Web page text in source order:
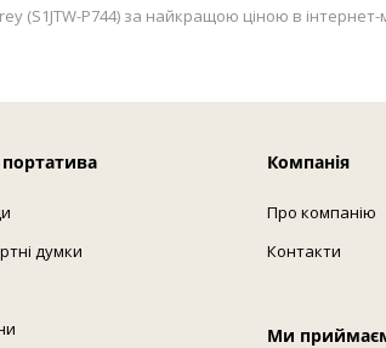
(S1JTW-P744) за найкращою ціною в
думки
Компанія
Про компанію
Контакти
Ми